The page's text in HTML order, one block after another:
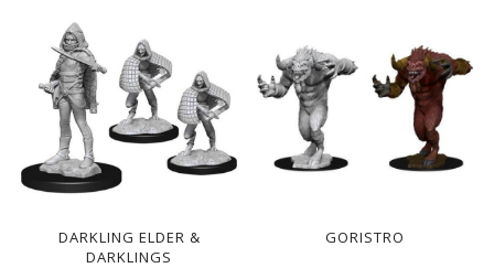
DARKLING ELDER &
DARKLINGS
GORISTRO